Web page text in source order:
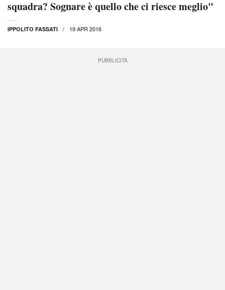
squadra? Sognare è quello che ci riesce meglio"
IPPOLITO FASSATI 19 APR 2016
PUBBLICITÀ